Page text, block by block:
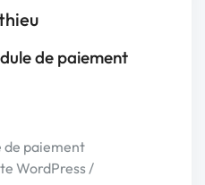
de paiement
de paiement
WordPress /